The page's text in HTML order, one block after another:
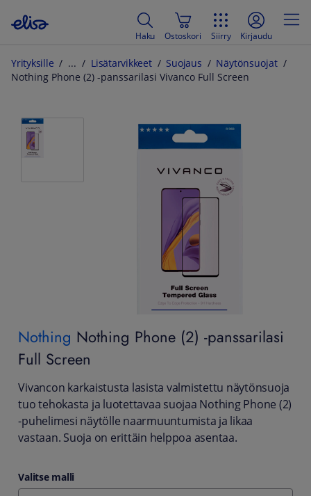
Haku Ostoskori Siirry Kirjaudu
Yrityksille Lisätarvikkeet Suojaus
Näytönsuojat
Nothing Phone (2) -panssarilasi Vivanco Full Screen
Nothing Nothing Phone (2) -panssarilasi
Full Screen
Vivancon karkaistusta lasista valmistettu näytönsuoja
tuo tehokasta ja luotettavaa suojaa Nothing Phone (2)
-puhelimesi näytölle naarmuuntumista ja likaa
vastaan. Suoja on erittäin helppoa asentaa.
Valitse malli